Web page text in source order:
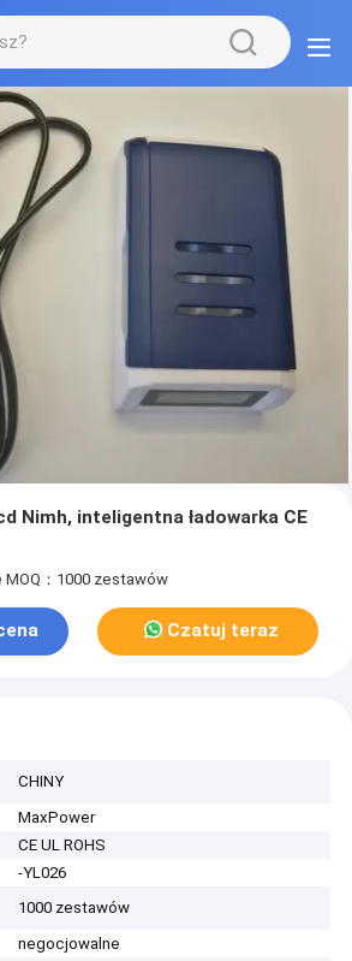
Nimh, inteligentna ładowarka CE
MOQ：1000 zestawów
Czatuj teraz
CHINY
MaxPower
CE UL ROHS
-YL026
1000 zestawów
negocjowalne